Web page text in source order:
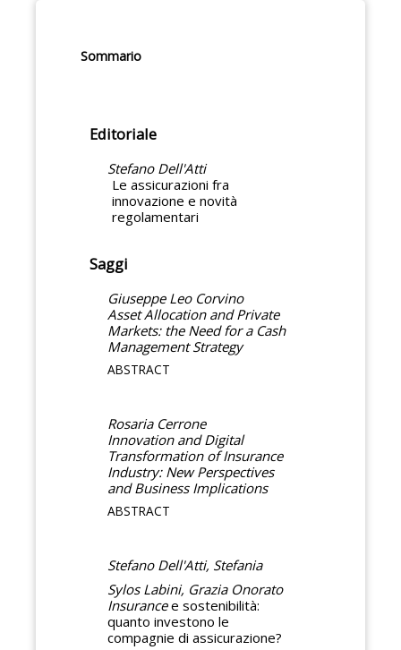
Sommario
Editoriale
Stefano Dell'Atti
Le assicurazioni fra
innovazione e novità
regolamentari
Saggi
Giuseppe Leo Corvino
Asset Allocation and Private
Markets: the Need for a Cash
Management Strategy
ABSTRACT
Rosaria Cerrone
Innovation and Digital
Transformation of Insurance
Industry: New Perspectives
and Business Implications
ABSTRACT
Stefano Dell'Atti, Stefania
Sylos Labini, Grazia Onorato
Insurancee sostenibilità:
quanto investono le
compagnie di assicurazione?